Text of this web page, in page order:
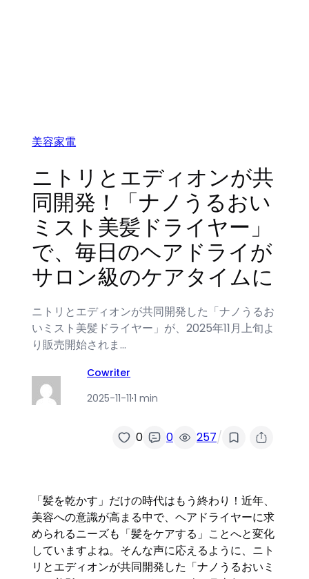
美容家電
ニトリとエディオンが共
同開発！「ナノうるおい
ミスト美髪ドライヤー」
で、毎日のヘアドライが
サロン級のケアタイムに
ニトリとエディオンが共同開発した「ナノうるお
いミスト美髪ドライヤー」が、2025年11月上旬よ
り販売開始されま…
Cowriter
2025-11-11·1 min
0 0 257/
「髪を乾かす」だけの時代はもう終わり！近年、
美容への意識が高まる中で、ヘアドライヤーに求
められるニーズも「髪をケアする」ことへと変化
していますよね。そんな声に応えるように、ニト
リとエディオンが共同開発した「ナノうるおいミ